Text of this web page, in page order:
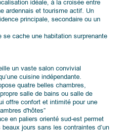
idéale, à la croisée entre
ardennais et tourisme actif. Un
principale, secondaire ou un
se cache une habitation surprenante
un vaste salon convivial
cuisine indépendante.
quatre belles chambres,
salle de bains ou salle de
offre confort et intimité pour une
d'hôtes”
en paliers orienté sud-est permet
jours sans les contraintes d’un